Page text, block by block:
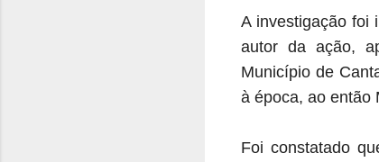
A investigação foi
autor da ação,
Município de
à época, ao então
Foi constatado